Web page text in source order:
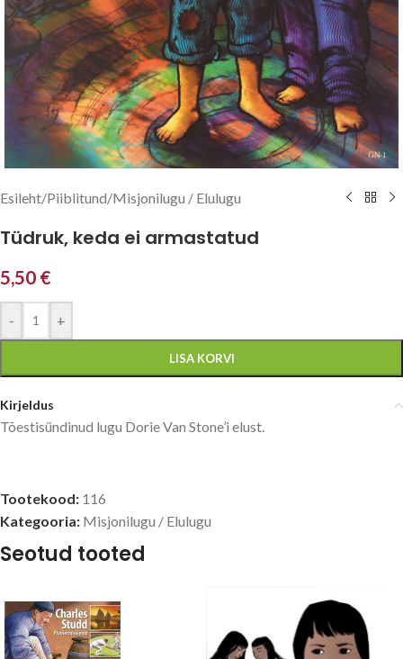
Esileht/Piiblitund/Misjonilugu / Elulugu
Tüdruk, keda ei armastatud
5,50 €
- +
LISA KORVI
Kirjeldus
Tõestisündinud lugu Dorie Van Stone’i elust.
Tootekood: 116
Kategooria: Misjonilugu / Elulugu
Seotud tooted